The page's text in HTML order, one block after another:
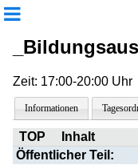
Zeit: 17:00-20:00 Uhr
Informationen
TOP Inhalt
Öffentlicher Teil: